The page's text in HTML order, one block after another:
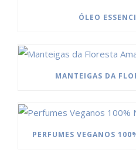
ÓLEO
MANTEIGAS DA
PERFUMES VEGANOS